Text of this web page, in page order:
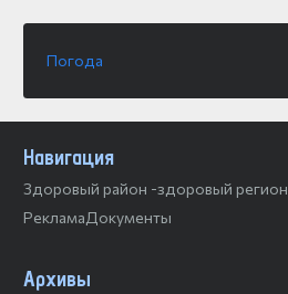
Погода
Навигация
Здоровый район -здоровый регион
РекламаДокументы
Архивы